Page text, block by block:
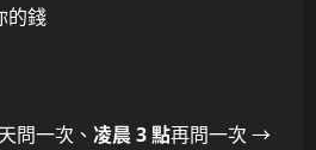
的錢
問一次、 凌晨 3 點再問一次 →